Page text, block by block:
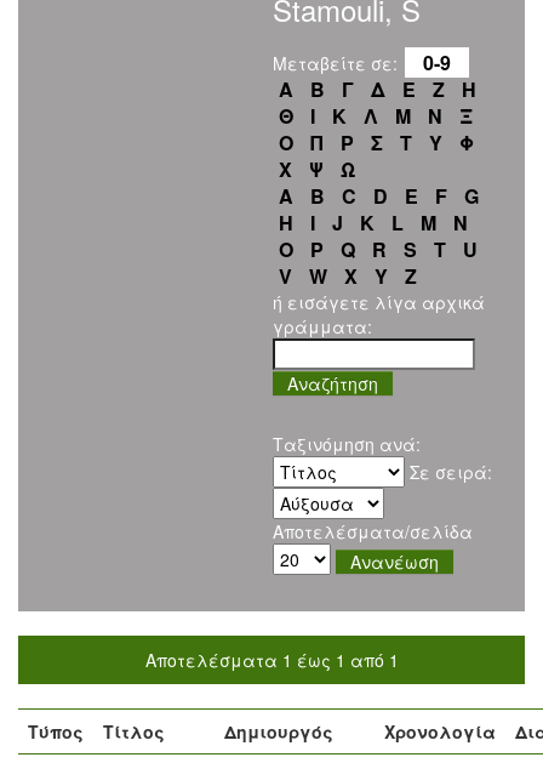
Stamouli, S
Μεταβείτε σε:
0-9
Α
Β Γ Δ Ε Ζ
Η
Θ
Ι Κ Λ Μ Ν
Ξ
Ο
Π Ρ Σ Τ Υ
Φ
Χ
Ψ
Ω
A
B C D E F
G
H
I J K L M
N
O
P Q R S T
U
V
W X Y Z
ή εισάγετε λίγα αρχικά
γράμματα:
Ταξινόμηση ανά:
Σε σειρά:
Αποτελέσματα/σελίδα
Αποτελέσματα 1 έως 1 από 1
Τύπος Τίτλος Δημιουργός Χρονολογία